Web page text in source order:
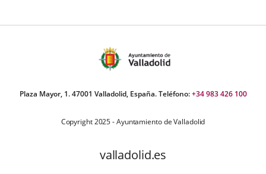
aplicación
Plaza Mayor, 1. 47001 Valladolid, España. Teléfono:+34 983 426 100
Copyright 2025 - Ayuntamiento de Valladolid
valladolid.es